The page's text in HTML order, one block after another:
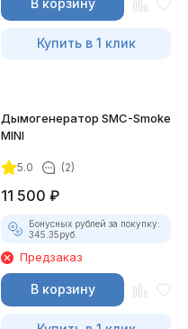
В корзину
Купить в 1 клик
Дымогенератор SMC-Smoke
MINI
5.0 (2)
11 500 ₽
Бонусных рублей за покупку:
345.35руб.
Предзаказ
В корзину